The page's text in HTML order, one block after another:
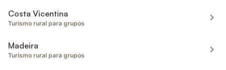
Costa Vicentina
Turismo rural para grupos
Madeira
Turismo rural para grupos